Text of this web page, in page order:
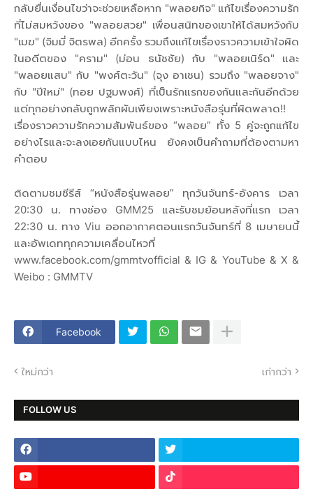
กลับยื่นเงื่อนไขว่าจะช่วยเหลือหาก "พลอยกิจ" แก้ไขเรื่องความรัก
ที่ไม่สมหวังของ "พลอยสวย" เพื่อนสนิทของเขาให้ได้สมหวังกับ
"เมฆ" (จิมมี่ จิตรพล) อีกครั้ง รวมถึงแก้ไขเรื่องราวความเข้าใจผิด
ในอดีตของ "คราม" (ม่อน ธนัชชัย) กับ "พลอยเนิร์ด" และ
"พลอยแสบ" กับ "พงศ์ตะวัน" (จุง อาเชน) รวมถึง "พลอยจาง"
กับ "ปีใหม่" (ทอย ปฐมพงศ์) ที่เป็นรักแรกของกันและกันอีกด้วย
แต่ทุกอย่างกลับถูกพลิกผันเพียงเพราะหนังสือรุ่นที่ผิดพลาด!!
เรื่องราวความรักความสัมพันธ์ของ “พลอย” ทั้ง 5 คู่จะถูกแก้ไข
อย่างไรและจะลงเอยกันแบบไหน ยังคงเป็นคำถามที่ต้องตามหา
คำตอบ
ติดตามชมซีรีส์ “หนังสือรุ่นพลอย” ทุกวันจันทร์-อังคาร เวลา
20:30 น. ทางช่อง GMM25 และรับชมย้อนหลังที่แรก เวลา
22:30 น. ทาง Viu ออกอากาศตอนแรกวันจันทร์ที่ 8 เมษายนนี้
และอัพเดททุกความเคลื่อนไหวที่
www.facebook.com/gmmtvofficial & IG & YouTube & X &
Weibo : GMMTV
Facebook
ใหม่กว่า เก่ากว่า
FOLLOW US